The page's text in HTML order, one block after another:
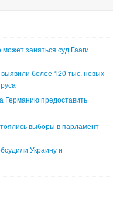
заняться суд Гааги
выявили более 120 тыс. новых
Германию предоставить
выборы в парламент
Украину и